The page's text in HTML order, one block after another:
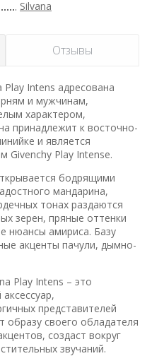
Silvana
Отзывы
Intens адресована
и мужчинам,
характером,
принадлежит к восточно-
и является
Givenchy Play Intense.
бодрящими
мандарина,
тонах раздаются
зерен, пряные оттенки
нюансы амириса. Базу
акценты пачули, дымно-
Play Intens – это
представителей
образу своего обладателя
создаст вокруг
звучаний.